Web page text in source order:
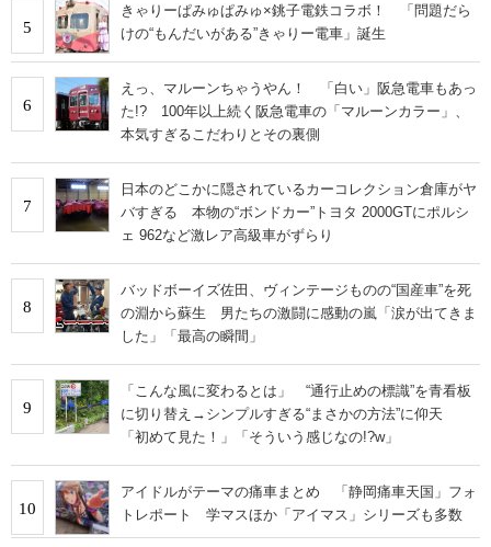
5
きゃりーぱみゅぱみゅ×銚子電鉄コラボ！ 「問題だら
けの“もんだいがある”きゃりー電車」誕生
6
えっ、マルーンちゃうやん！ 「白い」阪急電車もあっ
た!? 100年以上続く阪急電車の「マルーンカラー」、
本気すぎるこだわりとその裏側
7
日本のどこかに隠されているカーコレクション倉庫がヤ
バすぎる 本物の“ボンドカー”トヨタ 2000GTにポルシ
ェ 962など激レア高級車がずらり
8
バッドボーイズ佐田、ヴィンテージものの“国産車”を死
の淵から蘇生 男たちの激闘に感動の嵐「涙が出てきま
した」「最高の瞬間」
9
「こんな風に変わるとは」 “通行止めの標識”を青看板
に切り替え→シンプルすぎる“まさかの方法”に仰天
「初めて見た！」「そういう感じなの!?w」
10
アイドルがテーマの痛車まとめ 「静岡痛車天国」フォ
トレポート 学マスほか「アイマス」シリーズも多数